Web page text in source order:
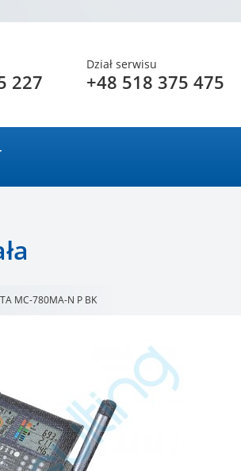
227
Dział serwisu
+48 518 375 475
MC-780MA-N P BK